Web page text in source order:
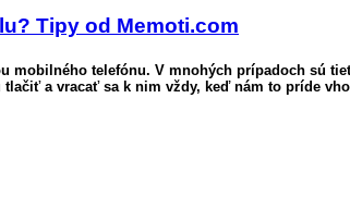
Tipy od Memoti.com
telefónu. V mnohých prípadoch sú
a vracať sa k nim vždy, keď nám to príde